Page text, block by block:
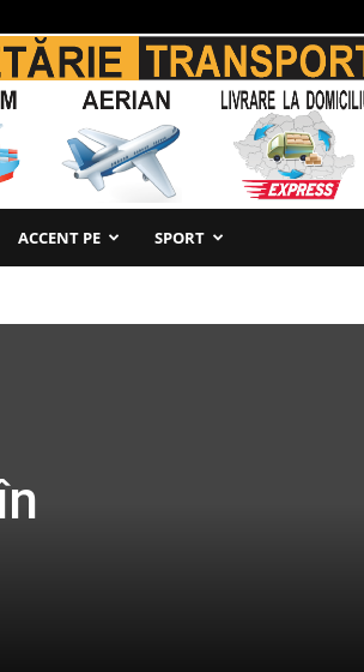
ACCENT PE SPORT